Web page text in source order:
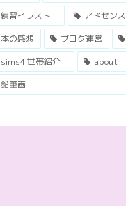
練習イラスト
アドセンス
本の感想
ブログ運営
sims4 世帯紹介
about
鉛筆画